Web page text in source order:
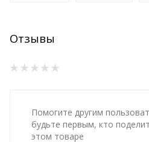
Отзывы
Помогите другим
будьте первым, кто
этом товаре